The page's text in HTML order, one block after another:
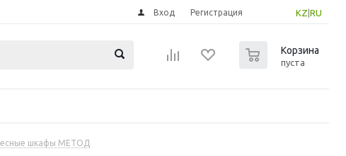
KZ RU
Вход Регистрация
Корзина
пуста
шкафы МЕТОД